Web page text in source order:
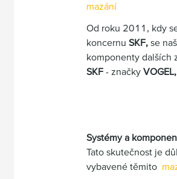
mazání
Od roku 2011, kdy
koncernu SKF, se
komponenty dalších
SKF - značky
Systémy a
Tato skutečnost je
vybavené těmito